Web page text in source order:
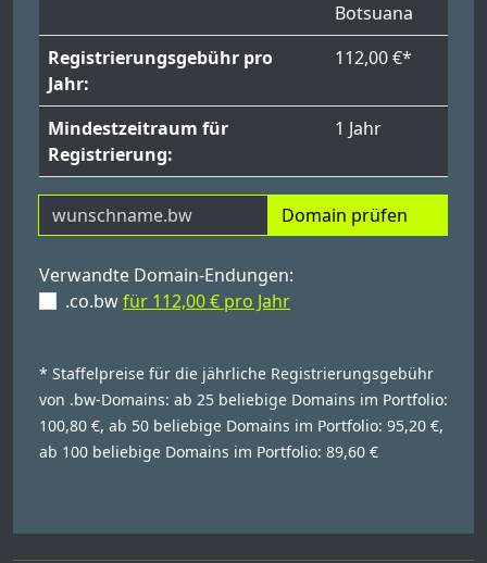
Botsuana
Registrierungsgebühr pro
Jahr:
112,00 €*
Mindestzeitraum für
Registrierung:
1 Jahr
Domain prüfen
Verwandte Domain-Endungen:
.co.bwfür 112,00 € pro Jahr
* Staffelpreise für die jährliche Registrierungsgebühr
von .bw-Domains: ab 25 beliebige Domains im Portfolio:
100,80 €, ab 50 beliebige Domains im Portfolio: 95,20 €,
ab 100 beliebige Domains im Portfolio: 89,60 €